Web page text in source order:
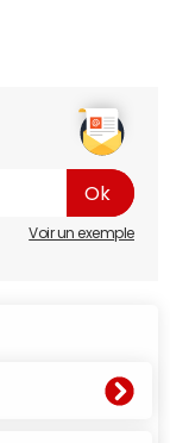
Voir un exemple